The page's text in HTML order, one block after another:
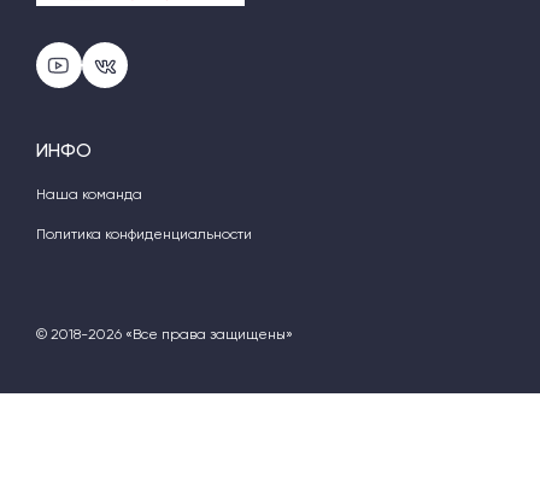
ИНФО
Наша команда
Политика конфиденциальности
© 2018-2026 «Все права защищены»